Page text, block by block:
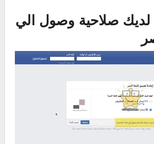
لديك صلاحية وصول الي